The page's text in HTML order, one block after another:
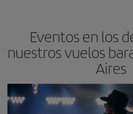
Eventos en los
nuestros vuelos
Aires